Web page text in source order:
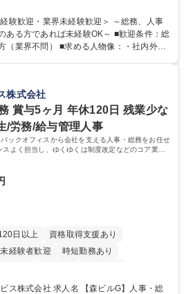
用 など ※基本的には事務所勤務ですが、
、関西圏以外への日帰り・宿泊を伴う国内
を持ちつつ、お互いに助け合いながら、総
験歓迎・業界未経験歓迎＞ ～総務、人事
ある方であれば未経験OK～ ■歓迎条件：総
る人物像：・社内外の
株式会社
賞与5ヶ月 年休120日 残業少な
/労務/給与管理人事
ックオフィスから会社を支える人事・総務をお任せ
よく担当し、ゆくゆくは制度改定などのコア業務
す。
日以上
資格取得支援あり
未経験者歓迎
時短勤務あり
長期歓迎 駅近5分以内 土日祝休み
【森ビルG】人事・総